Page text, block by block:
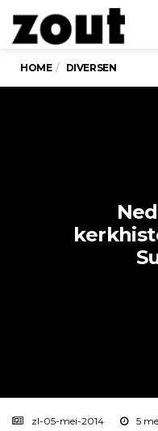
HOME DIVERSEN
zl-05-mei-2014 5